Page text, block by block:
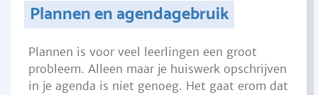
Plannen en agendagebruik
Plannen is voor veel leerlingen een groot
probleem. Alleen maar je huiswerk opschrijven
in je agenda is niet genoeg. Het gaat erom dat